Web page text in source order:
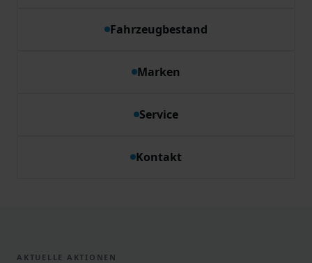
Fahrzeugbestand
Marken
Service
Kontakt
AKTUELLE AKTIONEN